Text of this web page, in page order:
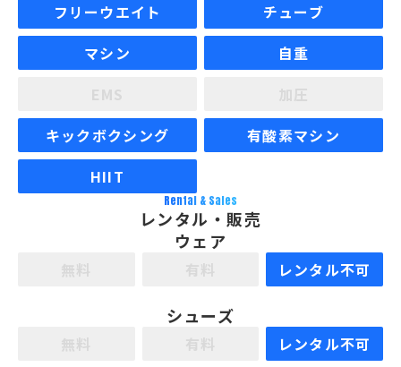
フリーウエイト
チューブ
マシン
自重
キックボクシング
有酸素マシン
HIIT
Rental & Sales
レンタル・販売
ウェア
レンタル不可
シューズ
レンタル不可